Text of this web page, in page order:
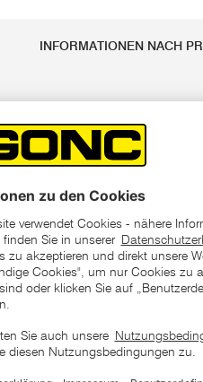
INFORMATIONEN NACH
Frucht-/ Essigfliegen
x 13 cm
registrierter Wirkstoff auf
und bauchige